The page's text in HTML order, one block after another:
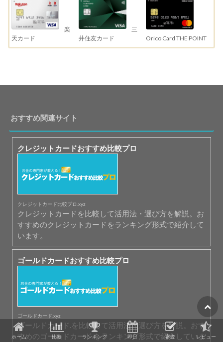
楽
天カード
三
井住友カード
Orico Card THE POINT
おすすめ関連サイト
クレジットカードおすすめ比較プロ
クレジットカード比較プロ.xyz
クレジットカードを比較して活用法・選び方を解説。お
すすめのクレジットカードをランキング形式で紹介して
います。
ゴールドカードおすすめ比較プロ
ゴールドカード.xyz
ゴールドカード.を比較して活用法・選び方を解説。おす
すめのゴールドカード.をランキング形式で紹介していま
ホーム 比較 ランキング 即日 審査 レビュー